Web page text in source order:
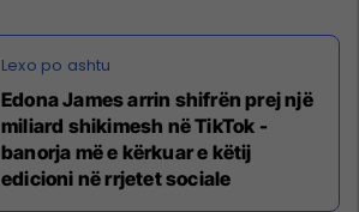
Edona James arrin shifrën prej një
miliard shikimesh në TikTok -
banorja më e kërkuar e këtij
edicioni në rrjetet sociale